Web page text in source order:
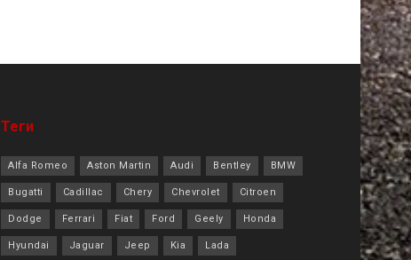
Теги
Alfa Romeo Aston Martin Audi Bentley BMW
Bugatti Cadillac Chery Chevrolet Citroen
Dodge Ferrari Fiat Ford Geely Honda
Hyundai Jaguar Jeep Kia Lada